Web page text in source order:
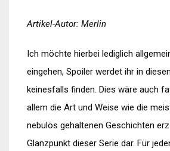
Artikel-Autor: Merlin
Ich möchte hierbei lediglich
eingehen, Spoiler werdet ihr in
keinesfalls finden. Dies wäre auch
allem die Art und Weise wie die
nebulös gehaltenen Geschichten
Glanzpunkt dieser Serie dar. Für